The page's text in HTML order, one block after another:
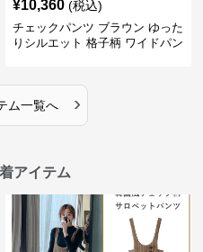
¥10,360 (税込)
チェックパンツ ブラウン ゆった
りシルエット 格子柄 ワイドパン
ム一覧へ ›
アイテム